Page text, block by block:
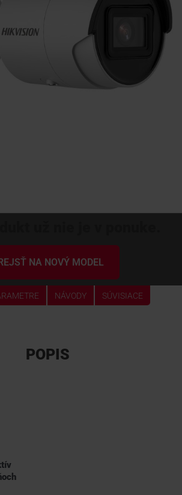
NA NOVÝ MODEL
NÁVODY SÚVISIACE
POPIS